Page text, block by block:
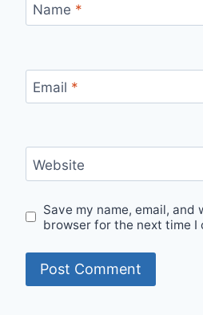
Name *
Email *
Website
Save my name, email, and
browser for the next time I